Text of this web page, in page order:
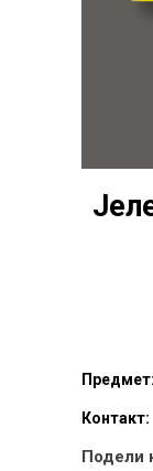
Предмет:
Контакт:
Подели